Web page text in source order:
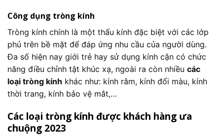
Công dụng tròng kính
Tròng kính chính là một thấu kính đặc biệt với các lớp
phủ trên bề mặt để đáp ứng nhu cầu của người dùng.
Đa số hiện nay giới trẻ hay sử dụng kính cận có chức
năng điều chỉnh tật khúc xạ, ngoài ra còn nhiều các
loại tròng kính khác như: kính râm, kính đổi màu, kính
thời trang, kính bảo vệ mắt,…
Các loại tròng kính được khách hàng ưa
chuộng 2023